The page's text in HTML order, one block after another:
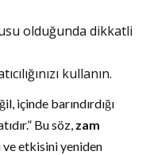
olduğunda dikkatli
kullanın.
içinde barındırdığı
Bu söz, zam
etkisini yeniden